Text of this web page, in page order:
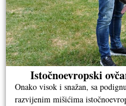
Istočnoevropski
Onako visok i snažan, sa
razvijenim mišićima